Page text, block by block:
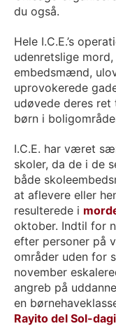
du også.
Hele I.C.E.’s
udenretslige
embedsmænd,
uprovokerede
udøvede deres
børn i
I.C.E. har været
skoler, da de i de
både
at aflevere eller
resulterede i
oktober. Indtil for
efter personer på
områder uden for
november
angreb på
en
Rayito del Sol-